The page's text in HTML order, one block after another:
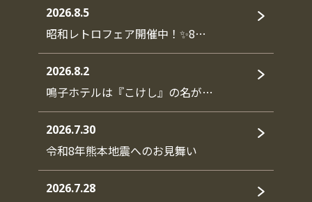
2026.8.5
昭和レトロフェア開催中！✨8…
2026.8.2
鳴子ホテルは『こけし』の名が…
2026.7.30
令和8年熊本地震へのお見舞い
2026.7.28